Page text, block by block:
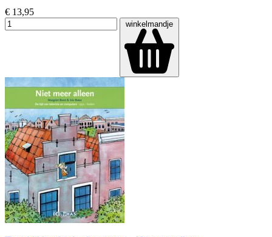
€ 13,95
winkelmandje